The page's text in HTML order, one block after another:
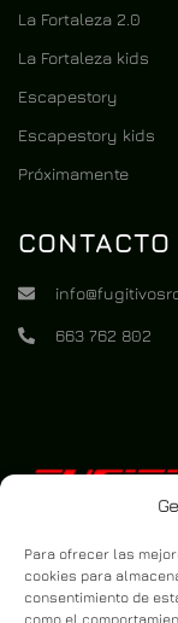
Para ofrecer las
cookies para
consentimiento de
como el
La Fortaleza 2.0
La Fortaleza kids
Escapestory
Escapestory kids
Próximamente
CONTACTO
663 762 802